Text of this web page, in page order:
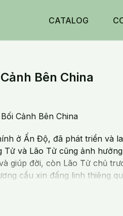
CATALOG
Bên China
Cảnh Bên China
ở Ấn Độ, đã phát triển và
Tử và Lão Tử cũng ảnh
giúp đời, còn Lão Tử chủ
cầu xin đấng linh thiêng
và thuận theo thiên nhiên.